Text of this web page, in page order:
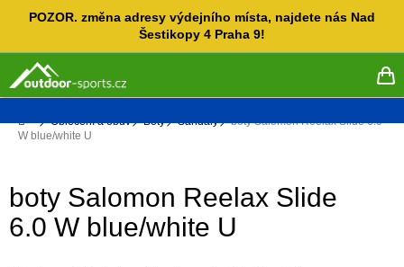
POZOR. změna adresy výdejního místa, najdete nás Nad
Šestikopy 4 Praha 9!
Domů
Oblečení a obuv Boty Sandály
boty Salomon Reelax Slide 6.0
W blue/white U
boty Salomon Reelax Slide
6.0 W blue/white U